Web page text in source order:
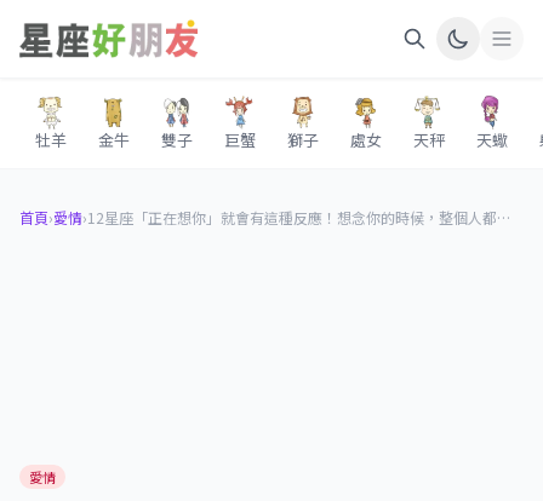
牡羊 金牛 雙子 巨蟹 獅子 處女 天秤 天蠍
首頁›愛情› 12星座「正在想你」就會有這種反應！想念你的時候，整個人都不像自己了！
愛情